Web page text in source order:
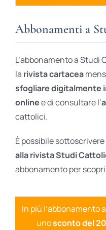
Ares Gold
Ares Digital
Ares Gift Card
Abbonamenti a
L’abbonamento a
la rivista cartacea
sfogliare digitalmente
onlinee di consultare l’
cattolici.
È possibile sottoscrivere
alla rivista Studi
abbonamento per
In più l’abbonamento
unosconto del